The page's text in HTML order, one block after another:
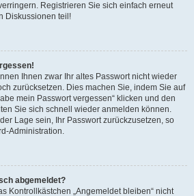
Registrieren Sie sich einfach erneut
Diskussionen teil!
Ihnen zwar Ihr altes Passwort nicht wieder
zurücksetzen. Dies machen Sie, indem Sie auf
mein Passwort vergessen“ klicken und den
Sie sich schnell wieder anmelden können.
Lage sein, Ihr Passwort zurückzusetzen, so
Administration.
abgemeldet?
Kontrollkästchen „Angemeldet bleiben“ nicht